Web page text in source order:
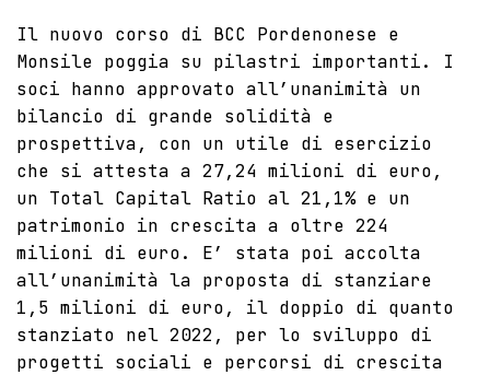
Il nuovo corso di BCC Pordenonese e
Monsile poggia su pilastri importanti. I
soci hanno approvato all’unanimità un
bilancio di grande solidità e
prospettiva, con un utile di esercizio
che si attesta a 27,24 milioni di euro,
un Total Capital Ratio al 21,1% e un
patrimonio in crescita a oltre 224
milioni di euro. E’ stata poi accolta
all’unanimità la proposta di stanziare
1,5 milioni di euro, il doppio di quanto
stanziato nel 2022, per lo sviluppo di
progetti sociali e percorsi di crescita